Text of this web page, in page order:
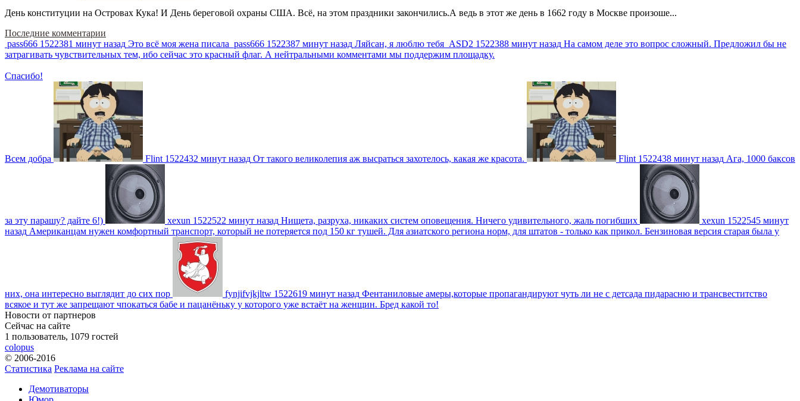
День конституции на Островах Кука! И День береговой охраны США. Всё, на этом праздники закончились.А ведь в этот же день в 1662 году в Москве произоше...
Последние комментарии
pass666 1522381 минут назад Это всё моя жена писала pass666 1522387 минут назад Ляйсан, я люблю тебя ASD2 1522388 минут назад На самом деле это вопрос сложный. Предложил бы не
затрагивать чувствительных тем, ибо сейчас это красный флаг. А нейтральными комментами мы поддержим площадку.
Спасибо!
Всем добра Flint 1522432 минут назад От такого великолепия аж высраться захотелось, какая же красота. Flint 1522438 минут назад Ага, 1000 баксов
за эту парашу? дайте 6!) xexun 1522522 минут назад Нищета, разруха, никаких систем оповещения. Ничего удивительного, жаль погибших xexun 1522545 минут
назад Американцам нужен комфортный транспорт, который не потеряется под 150 кг тушей. Для азиатского региона норм, для штатов - только как прикол. Бензиновая версия старая была у
них, она интересно выглядит до сих пор fynjifvjkjltw 1522619 минут назад Фентаниловые амеры,которые пропагандируют чуть ли не с детсада пидарасню и трансвеститство
всякое и тут же запрещают чпокаться бабе и пацанёньку у которого уже встаёт на женщин. Бред какой то!
Новости от партнеров
Сейчас на сайте
1 пользователь, 1079 гостей
colopus
© 2006-2016
Статистика Реклама на сайте
Демотиваторы